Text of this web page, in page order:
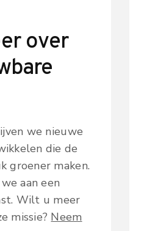
over
we nieuwe
die de
groener maken.
aan een
Wilt u meer
missie? Neem